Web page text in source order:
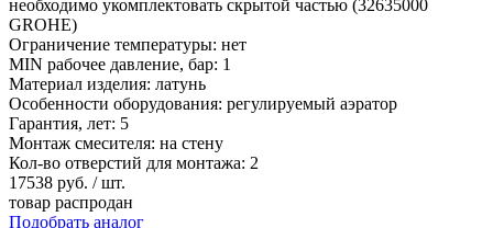
необходимо укомплектовать скрытой частью (32635000
GROHE)
Ограничение температуры: нет
MIN рабочее давление, бар: 1
Материал изделия: латунь
Особенности оборудования: регулируемый аэратор
Гарантия, лет: 5
Монтаж смесителя: на стену
Кол-во отверстий для монтажа: 2
17538 руб. / шт.
товар распродан
Подобрать аналог